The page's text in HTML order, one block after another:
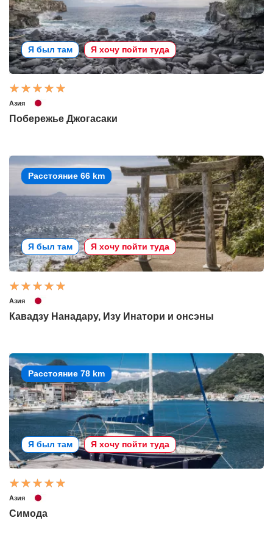
Я был там Я хочу пойти туда
Азия
Побережье Джогасаки
Расстояние 66 km
Я был там Я хочу пойти туда
Азия
Кавадзу Нанадару, Изу Инатори и онсэны
Расстояние 78 km
Я был там Я хочу пойти туда
Азия
Симода